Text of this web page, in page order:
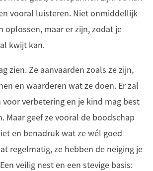
vooral luisteren. Niet onmiddellijk
oplossen, maar er zijn, zodat je
kwijt kan.
zien. Ze aanvaarden zoals ze zijn,
en waarderen wat ze doen. Er zal
verbetering en je kind mag best
Maar geef ze vooral de boodschap
en benadruk wat ze wél goed
regelmatig, ze hebben de neiging je
veilig nest en een stevige basis: